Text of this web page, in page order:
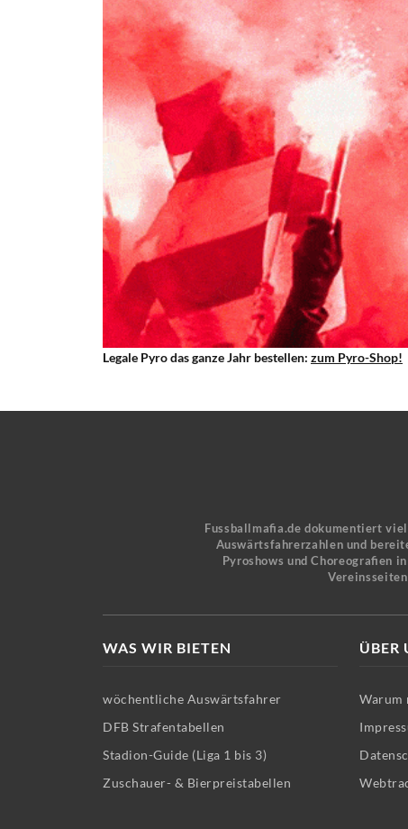
Legale Pyro das ganze Jahr bestellen: zum Pyro-Shop!
Fussballmafia.de dokumentiert
Auswärtsfahrerzahlen und
Pyroshows und Choreografien
WAS WIR BIETEN
wöchentliche Auswärtsfahrer
DFB Strafentabellen
Stadion-Guide (Liga 1 bis 3)
Zuschauer- & Bierpreistabellen
ÜBER
Warum